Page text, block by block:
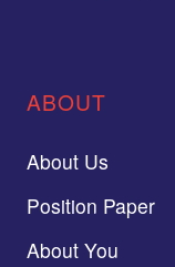
ABOUT
About Us
Position Paper
About You